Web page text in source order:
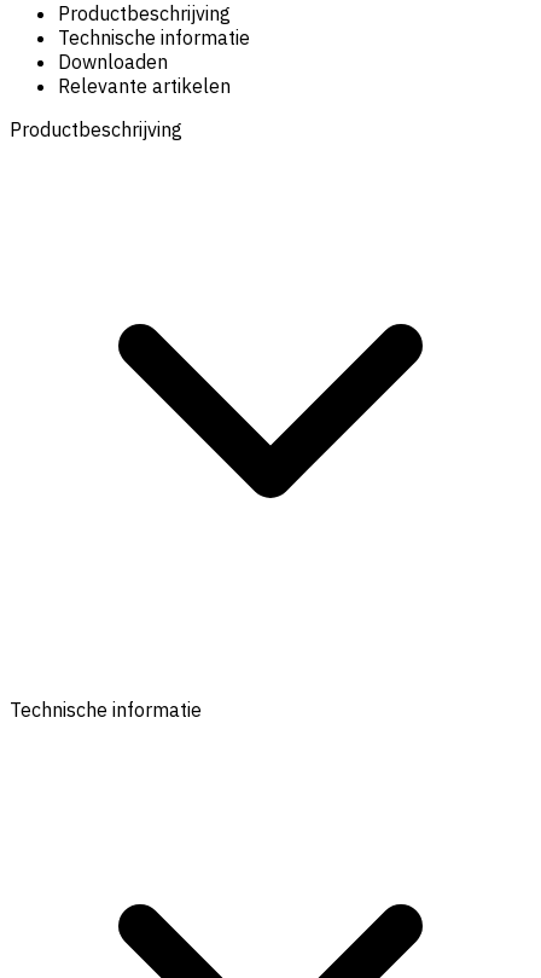
Productbeschrijving
Technische informatie
Downloaden
Relevante artikelen
Productbeschrijving
Technische informatie